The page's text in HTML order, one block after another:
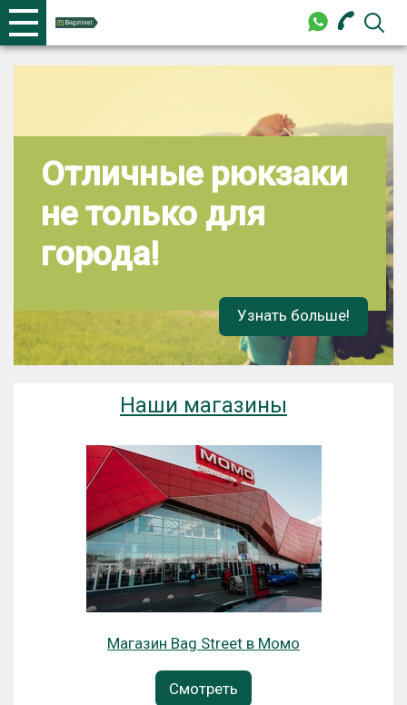
Телефоны закрыть
+375 44 702-99-87
Отличные рюкзаки
не только для
города!
Узнать больше!
Наши магазины
Магазин Bag Street в Момо
Смотреть